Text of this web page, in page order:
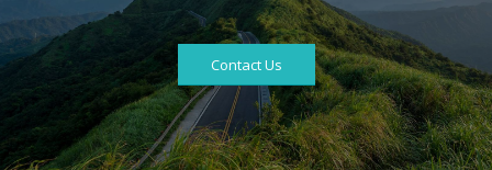
Contact Us